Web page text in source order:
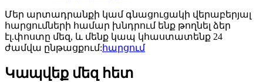
Մեր արտադրանքի կամ գնացուցակի վերաբերյալ
հարցումների համար խնդրում ենք թողնել ձեր
էլ.փոստը մեզ, և մենք կապ կհաստատենք 24
ժամվա ընթացքում: հարցում
Կապվեք մեզ հետ